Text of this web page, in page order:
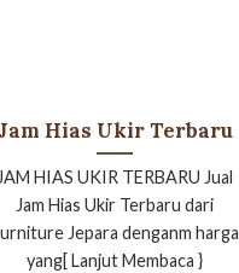
Hias Ukir Terbaru
HIAS UKIR TERBARU Jual
Jam Hias Ukir Terbaru dari
Jepara denganm harga
yang[ Lanjut Membaca }